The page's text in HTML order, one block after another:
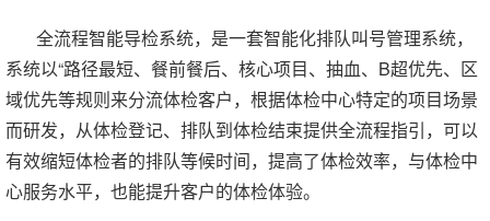
全流程智能导检系统，是一套智能化排队叫号管理系统，
系统以“路径最短、餐前餐后、核心项目、抽血、B超优先、区
域优先等规则来分流体检客户，根据体检中心特定的项目场景
而研发，从体检登记、排队到体检结束提供全流程指引，可以
有效缩短体检者的排队等候时间，提高了体检效率，与体检中
心服务水平，也能提升客户的体检体验。